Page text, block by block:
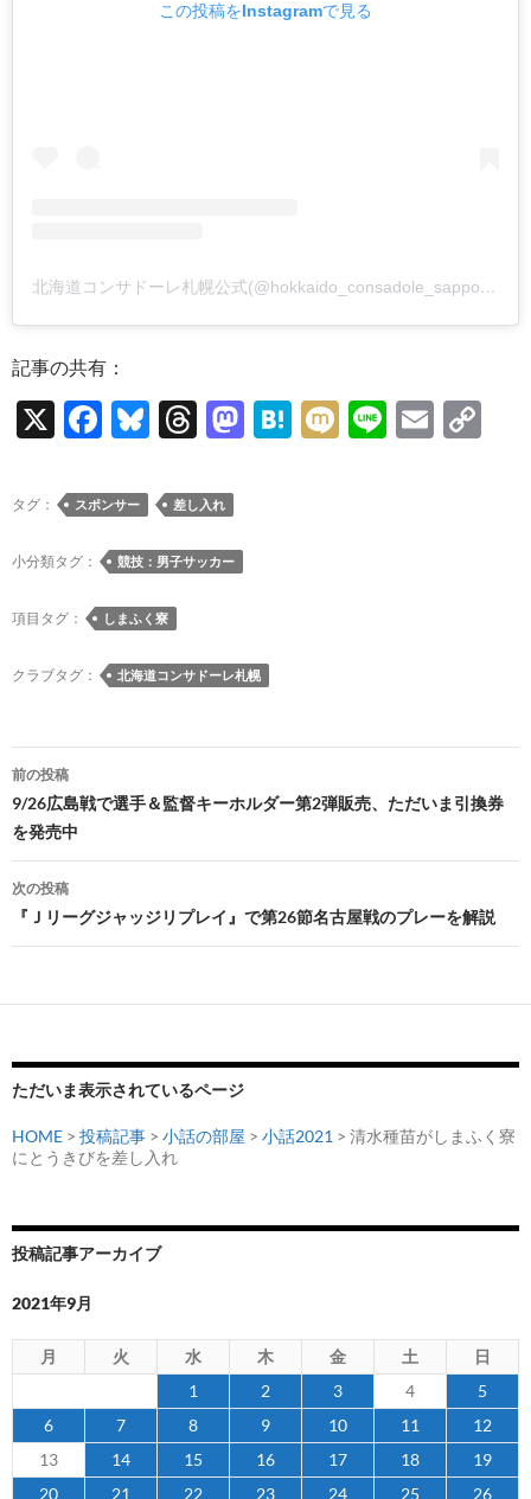
この投稿をInstagramで見る
北海道コンサドーレ札幌公式(@hokkaido_consadole_sapporo)がシェアした投稿
記事の共有：
X
F
e
o
o
Bl
es
y
T
e
ds
M H
M Li
E
タグ： スポンサー 差し入れ
小分類タグ： 競技：男子サッカー
項目タグ： しまふく寮
クラブタグ： 北海道コンサドーレ札幌
投
稿
ナ
ビ
ゲ
シ
ョ
ン
前の投稿
9/26広島戦で選手＆監督キーホルダー第2弾販売、ただいま引換券
を発売中
次の投稿
『Ｊリーグジャッジリプレイ』で第26節名古屋戦のプレーを解説
ただいま表示されているページ
HOME > 投稿記事 > 小話の部屋 > 小話2021 > 清水種苗がしまふく寮
にとうきびを差し入れ
投稿記事アーカイブ
2021年9月
月 火 水 木 金 土
日
1
2 3 4
5
6
7 8 9 10 11
12
13
14 15 16 17 18
19
20
21 22 23 24 25 26